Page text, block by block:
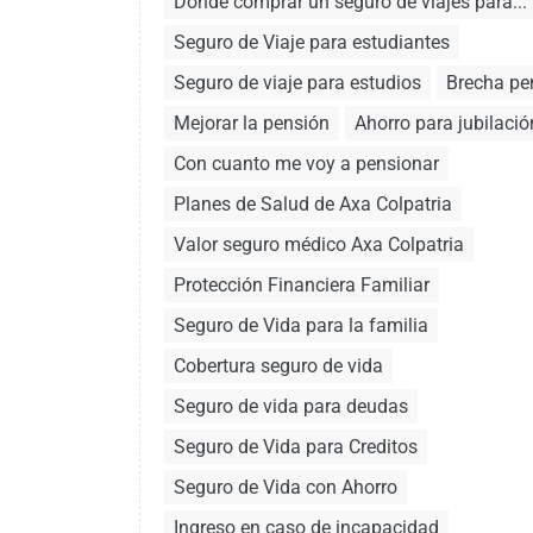
Seguro de Viaje para estudiantes
Seguro de viaje para estudios
Brecha
Mejorar la pensión
Ahorro para
Con cuanto me voy a pensionar
Planes de Salud de Axa Colpatria
Valor seguro médico Axa Colpatria
Protección Financiera Familiar
Seguro de Vida para la familia
Cobertura seguro de vida
Seguro de vida para deudas
Seguro de Vida para Creditos
Seguro de Vida con Ahorro
Ingreso en caso de incapacidad